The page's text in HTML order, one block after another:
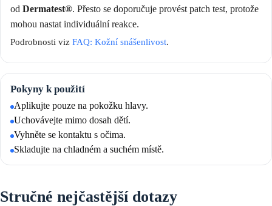
od Dermatest®. Přesto se doporučuje provést patch test, protože
mohou nastat individuální reakce.
Podrobnosti viz FAQ: Kožní snášenlivost.
Pokyny k použití
Aplikujte pouze na pokožku hlavy.
Uchovávejte mimo dosah dětí.
Vyhněte se kontaktu s očima.
Skladujte na chladném a suchém místě.
Stručné nejčastější dotazy